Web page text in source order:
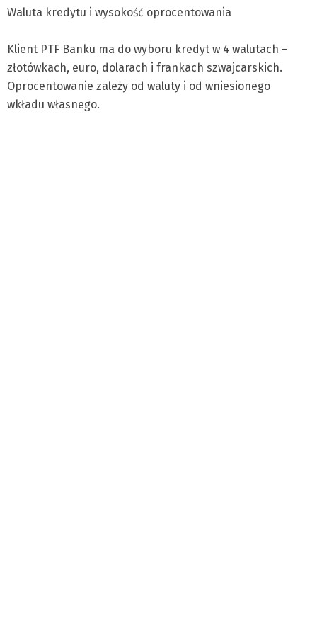
Waluta kredytu i wysokość oprocentowania
Klient PTF Banku ma do wyboru kredyt w 4 walutach –
złotówkach, euro, dolarach i frankach szwajcarskich.
Oprocentowanie zależy od waluty i od wniesionego
wkładu własnego.